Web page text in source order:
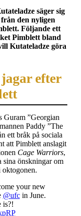
säger sig
den nyligen
Följande ett
Pimblett bland
Kutateladze göra
efter
Guram ”Georgian
Paddy ”The
ett bråk på sociala
att Pimblett anslagit
Cage Warriors,
sina önskningar om
your new
@ufcin June.
is?!